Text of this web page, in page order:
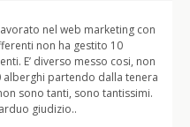
nel web marketing con
non ha gestito 10
E’ diverso messo cosi, non
alberghi partendo dalla tenera
sono tanti, sono tantissimi.
giudizio..